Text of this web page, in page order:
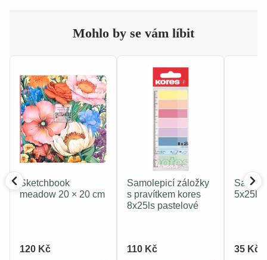
Mohlo by se vám líbit
Sketchbook
meadow 20 × 20 cm
120 Kč
Samolepicí záložky
s pravítkem kores
8x25ls pastelové
110 Kč
5x25ls
35 Kč